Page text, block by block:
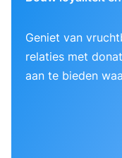
Geniet van
relaties met
aan te bieden